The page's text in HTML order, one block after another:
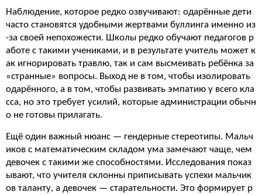
Наблюдение, которое редко озвучивают: одарённые дети
часто становятся удобными жертвами буллинга именно из
-за своей непохожести. Школы редко обучают педагогов р
аботе с такими учениками, и в результате учитель может к
ак игнорировать травлю, так и сам высмеивать ребёнка за
«странные» вопросы. Выход не в том, чтобы изолировать
одарённого, а в том, чтобы развивать эмпатию у всего кла
сса, но это требует усилий, которые администрации обычн
о не готовы прилагать.
Ещё один важный нюанс — гендерные стереотипы. Мальч
иков с математическим складом ума замечают чаще, чем
девочек с такими же способностями. Исследования показ
ывают, что учителя склонны приписывать успехи мальчик
ов таланту, а девочек — старательности. Это формирует р